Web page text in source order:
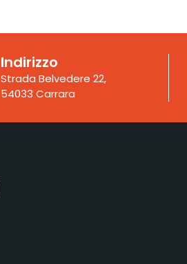
Indirizzo
Strada Belvedere 22,
54033 Carrara